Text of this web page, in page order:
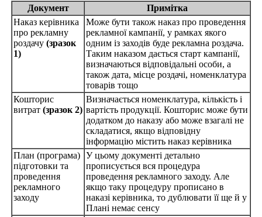
Документ
Примітка
Наказ керівника
про рекламну
роздачу (зразок
1)
Може бути також наказ про проведення
рекламної кампанії, у рамках якого
одним із заходів буде рекламна роздача.
Таким наказом дається старт кампанії,
визначаються відповідальні особи, а
також дата, місце роздачі, номенклатура
товарів тощо
Кошторис
витрат (зразок 2)
Визначається номенклатура, кількість і
вартість продукції. Кошторис може бути
додатком до наказу або може взагалі не
складатися, якщо відповідну
інформацію містить наказ керівника
План (програма)
підготовки та
проведення
рекламного
заходу
У цьому документі детально
прописується вся процедура
проведення рекламного заходу. Але
якщо таку процедуру прописано в
наказі керівника, то дублювати її ще й у
Плані немає сенсу